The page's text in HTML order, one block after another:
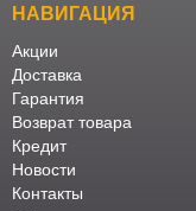
НАВИГАЦИЯ
Акции
Доставка
Гарантия
Возврат товара
Кредит
Новости
Контакты